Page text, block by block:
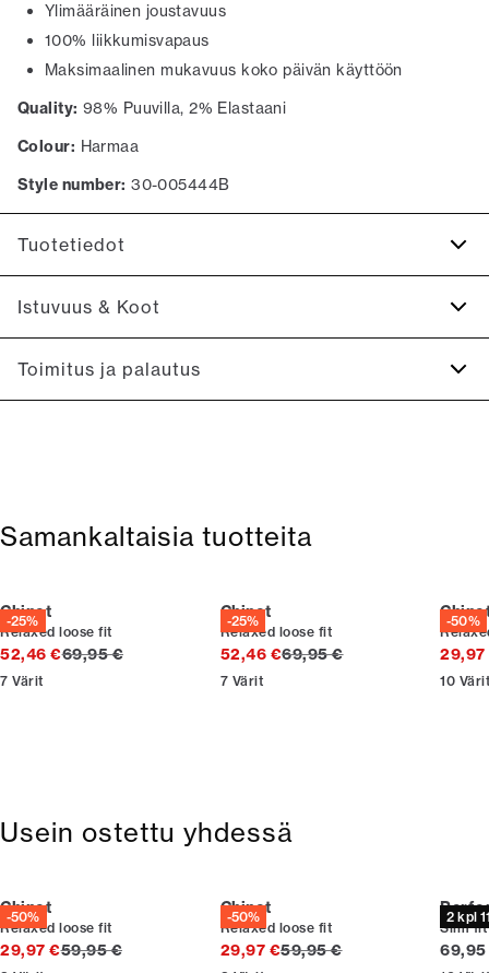
Ylimääräinen joustavuus
100% liikkumisvapaus
Maksimaalinen mukavuus koko päivän käyttöön
Quality: 98% Puuvilla, 2% Elastaani
Colour: Harmaa
Style number: 30-005444B
Tuotetiedot
Selässä on kaksi sileäreunaista taskua napeilla.
Kaksi vinoa sivutaskua housujen sivuilla.
Istuvuus & Koot
Fit:Relaxed loose fit
Suora malli istuimella, tiukempi reidestä polviin ja nilkkoihin
Toimitus ja palautus
Samankaltaisia tuotteita
-25%
Chinot
Relaxed loose fit
52,46 €Alkuperäinen hinta
69,95 €
7 Värit
-25%
Chinot
Relaxed loose fit
52,46 €Alkuperäinen hinta
69,95 €
7 Värit
-50%
29,97
10
Usein ostettu yhdessä
-50%
Chinot
Relaxed loose fit
29,97 €Alkuperäinen hinta
59,95 €
-50%
Chinot
Relaxed loose fit
29,97 €Alkuperäinen hinta
59,95 €
2 kpl
Slim fit